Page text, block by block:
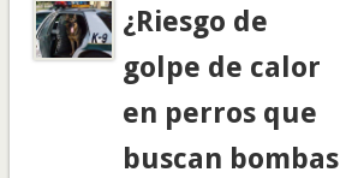
¿Riesgo de
golpe de calor
en perros que
buscan bombas